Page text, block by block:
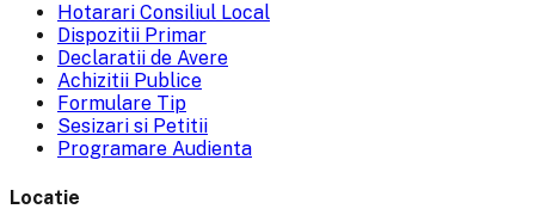
Hotarari Consiliul Local
Dispozitii Primar
Declaratii de Avere
Achizitii Publice
Formulare Tip
Sesizari si Petitii
Programare Audienta
Locatie